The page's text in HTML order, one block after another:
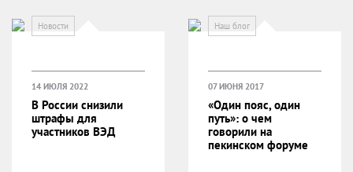
Новости Наш блог
14 ИЮЛЯ 2022
В России снизили
штрафы для
участников ВЭД
07 ИЮНЯ 2017
«Один пояс, один
путь»: о чем
говорили на
пекинском форуме